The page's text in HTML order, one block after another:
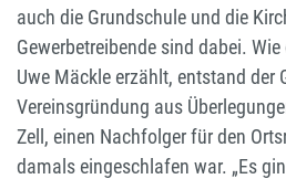
auch die Grundschule und die
Gewerbetreibende sind dabei.
Uwe Mäckle erzählt, entstand der
Vereinsgründung aus
Zell, einen Nachfolger für den
damals eingeschlafen war. „Es